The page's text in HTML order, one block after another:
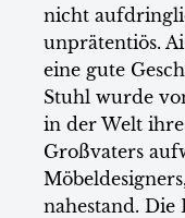
nicht
unprätentiös.
eine gute
Stuhl wurde
in der Welt
Großvaters
nahestand. Die